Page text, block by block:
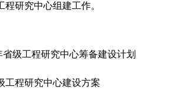
研究中心组建工作。
省级工程研究中心筹备建设计划
工程研究中心建设方案